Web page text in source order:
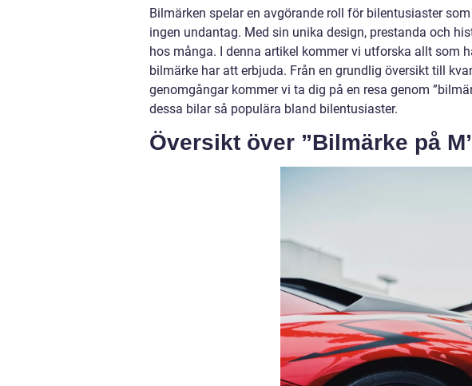
Bilmärken spelar en avgörande roll för bilentusiaster
ingen undantag. Med sin unika design, prestanda och
hos många. I denna artikel kommer vi utforska allt som
bilmärke har att erbjuda. Från en grundlig översikt till
genomgångar kommer vi ta dig på en resa genom
dessa bilar så populära bland bilentusiaster.
Översikt över ”Bilmärke på